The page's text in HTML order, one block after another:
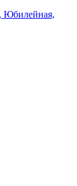
Юбилейная,